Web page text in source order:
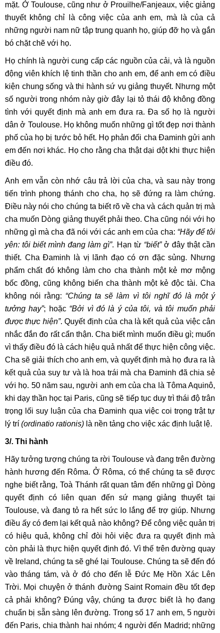
mặt. Ở Toulouse, cũng như ở Prouilhe/Fanjeaux, việc giảng
thuyết không chỉ là công việc của anh em, mà là của cả
những người nam nữ tập trung quanh họ, giúp đỡ họ và gắn
bó chặt chẽ với họ.
Họ chính là người cung cấp các nguồn của cải, và là nguồn
động viên khích lệ tinh thần cho anh em, để anh em có điều
kiện chung sống và thi hành sứ vụ giảng thuyết. Nhưng một
số người trong nhóm này giờ đây lại tỏ thái độ không đồng
tình với quyết định mà anh em đưa ra. Đa số họ là người
dân ở Toulouse. Họ không muốn những gì tốt đẹp nơi thành
phố của họ bị tước bỏ hết. Họ phản đối cha Đaminh gửi anh
em đến nơi khác. Họ cho rằng cha thật dại dột khi thực hiện
điều đó.
Anh em vẫn còn nhớ câu trả lời của cha, và sau này trong
tiến trình phong thánh cho cha, họ sẽ đứng ra làm chứng.
Điều này nói cho chúng ta biết rõ về cha và cách quản trị mà
cha muốn Dòng giảng thuyết phải theo. Cha cũng nói với họ
những gì mà cha đã nói với các anh em của cha: “Hãy để tôi
yên: tôi biết mình đang làm gì”. Hạn từ “biết”ở đây thật cần
thiết. Cha Đaminh là vị lãnh đạo có ơn đặc sủng. Nhưng
phẩm chất đó không làm cho cha thành một kẻ mơ mộng
bốc đồng, cũng không biến cha thành một kẻ độc tài. Cha
không nói rằng: “Chúng ta sẽ làm vì tôi nghĩ đó là một ý
tưởng hay”; hoặc “Bởi vì đó là ý của tôi, và tôi muốn phải
được thực hiện”. Quyết định của cha là kết quả của việc cân
nhắc đắn đo rất cẩn thận. Cha biết mình muốn điều gì; muốn
vì thấy điều đó là cách hiệu quả nhất để thực hiện công việc.
Cha sẽ giải thích cho anh em, và quyết định mà họ đưa ra là
kết quả của suy tư và là hoa trái mà cha Đaminh đã chia sẻ
với họ. 50 năm sau, người anh em của cha là Tôma Aquinô,
khi dạy thần học tại Paris, cũng sẽ tiếp tục duy trì thái độ trân
trọng lối suy luận của cha Đaminh qua việc coi trọng trật tự
lý trí (ordinatio rationis) là nền tảng cho việc xác định luật lệ.
3/. Thi hành
Hãy tưởng tượng chúng ta rời Toulouse và đang trên đường
hành hương đến Rôma. Ở Rôma, có thể chúng ta sẽ được
nghe biết rằng, Toà Thánh rất quan tâm đến những gì Dòng
quyết định có liên quan đến sứ mạng giảng thuyết tại
Toulouse, và đang tỏ ra hết sức lo lắng để trợ giúp. Nhưng
điều ấy có đem lại kết quả nào không? Để công việc quản trị
có hiệu quả, không chỉ đòi hỏi việc đưa ra quyết định mà
còn phải là thực hiện quyết định đó. Vì thế trên đường quay
về Ireland, chúng ta sẽ ghé lại Toulouse. Chúng ta sẽ đến đó
vào tháng tám, và ở đó cho đến lễ Đức Mẹ Hồn Xác Lên
Trời. Mọi chuyện ở thánh đường Saint Romain đều tốt đẹp
cả phải không? Đúng vậy, chúng ta được biết là họ đang
chuẩn bị sẵn sàng lên đường. Trong số 17 anh em, 5 người
đến Paris, chia thành hai nhóm; 4 người đến Madrid; những